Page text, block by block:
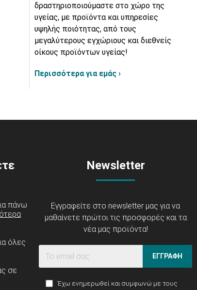
δραστηριοποιούμαστε στο χώρο της
υγείας, με προϊόντα και υπηρεσίες
υψηλής ποιότητας, από τους
μεγαλύτερους εγχώριους και διεθνείς
οίκους προϊόντων υγείας!
Περισσότερα για εμάς ›
πάνω
όλες
σε
Newsletter
Εγγραφείτε στο newsletter μας για να
μαθαίνετε πρώτοι τις προσφορές και τα
νέα μας προϊόντα!
ΕΓΓΡΑΦΗ
Έχω ενημερωθεί και συμφωνώ με τους